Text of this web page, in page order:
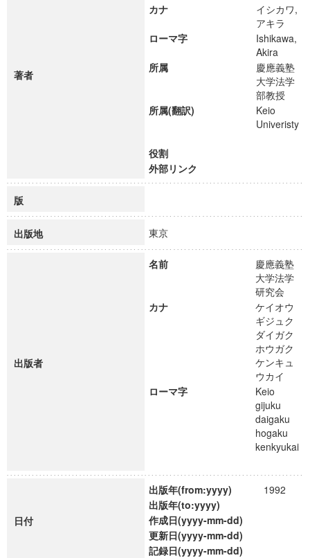
著者
カナ
イシカワ,
アキラ
ローマ字
Ishikawa,
Akira
所属
慶應義塾
大学法学
部教授
所属(翻訳)
Keio
Univeristy
役割
外部リンク
版
出版地 東京
出版者
名前
慶應義塾
大学法学
研究会
カナ
ケイオウ
ギジュク
ダイガク
ホウガク
ケンキュ
ウカイ
ローマ字
Keio
gijuku
daigaku
hogaku
kenkyukai
日付
出版年(from:yyyy)
1992
出版年(to:yyyy)
作成日(yyyy-mm-dd)
更新日(yyyy-mm-dd)
記録日(yyyy-mm-dd)